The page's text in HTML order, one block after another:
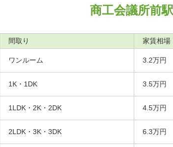
商工会議所前
間取り 家賃相場
ワンルーム 3.2万円
1K・1DK 3.5万円
1LDK・2K・2DK 4.5万円
2LDK・3K・3DK 6.3万円